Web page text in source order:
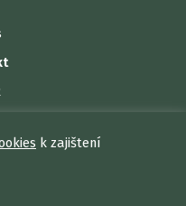
Abatyka
k zajištení